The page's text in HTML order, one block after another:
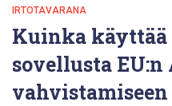
IRTOTAVARANA
Kuinka käyttää
sovellusta EU:n
vahvistamiseen